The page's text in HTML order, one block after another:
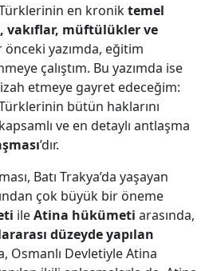
en kroniktemel
müftülükler ve
önceki yazımda, eğitim
çalıştım. Bu yazımda ise
etmeye gayret edeceğim:
bütün haklarını
ve en detaylı antlaşma
’dır.
Batı Trakya’da yaşayan
çok büyük bir öneme
ileAtina hükümeti arasında,
düzeyde yapılan
Osmanlı Devletiyle Atina